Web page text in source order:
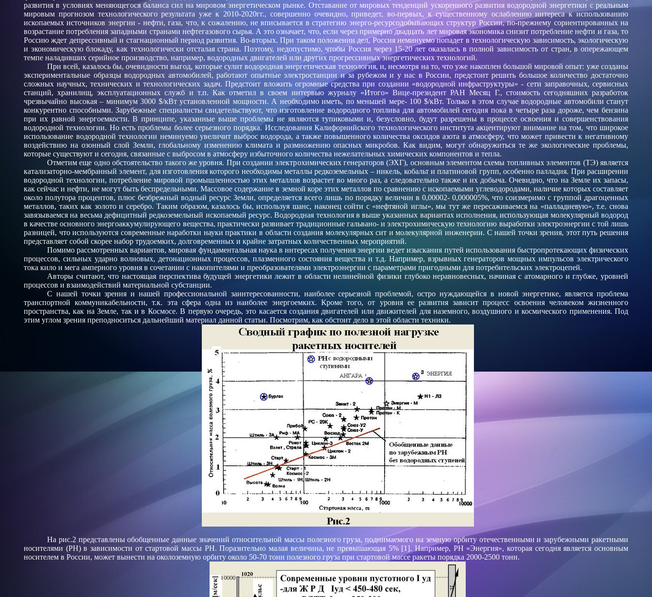
развития в условиях меняющегося баланса сил на мировом энергетическом рынке. Отставание от мировых тенденций ускоренного развития водородной энергетики с реальным
мировым прогнозом технологического результата уже к 2010-2020гг., совершенно очевидно, приведет, во-первых, к существенному ослаблению интереса к использованию
ископаемых источников энергии - нефти, газа, что, к сожалению, не вписывается в стратегию энерго-ресурсодобывающих структур России, по-прежнему сориентированных на
возрастание потребления западными странами нефтегазового сырья. А это означает, что, если через примерно двадцать лет мировая экономика снизит потребление нефти и газа, то
Россию ждет депрессивный и стагнационный период развития. Во-вторых. При таком положении дел, Россия неминуемо попадет в технологическую зависимость, экологическую
и экономическую блокаду, как технологически отсталая страна. Поэтому, недопустимо, чтобы Россия через 15-20 лет оказалась в полной зависимость от стран, в опережающем
темпе наладивших серийное производство, например, водородных двигателей или других прогрессивных энергетических технологий.
При всей, казалось бы, очевидности выгод, которые сулит водородная энергетическая технология, и, несмотря на то, что уже накоплен большой мировой опыт: уже созданы
экспериментальные образцы водородных автомобилей, работают опытные электростанции и за рубежом и у нас в России, предстоит решить большое количество достаточно
сложных научных, технических и технологических задач. Предстоит вложить огромные средства при создании «водородной инфраструктуры» - сети заправочных, сервисных
станций, хранилищ, эксплуатационных служб и т.п. Как отметил в своем интервью журналу «Итого» Вице-президент РАН Месяц Г., стоимость сегодняшних разработок
чрезвычайно высокая – минимум 3000 $/кВт установленной мощности. А необходимо иметь, по меньшей мере- 100 $/кВт. Только в этом случае водородные автомобили станут
конкурентно способными. Зарубежные специалисты свидетельствуют, что изготовление водородного топлива для автомобилей сегодня пока в четыре раза дороже, чем бензина
при их равной энергоемкости. В принципе, указанные выше проблемы не являются тупиковыми и, безусловно, будут разрешены в процессе освоения и совершенствования
водородной технологии. Но есть проблемы более серьезного порядка. Исследования Калифорнийского технологического института акцентируют внимание на том, что широкое
использование водородной технологии неминуемо увеличит выброс водорода, а также повышенного количества оксидов азота в атмосферу, что может привести к негативному
воздействию на озонный слой Земли, глобальному изменению климата и размножению опасных микробов. Как видим, могут обнаружиться те же экологические проблемы,
которые существуют и сегодня, связанные с выбросом в атмосферу избыточного количества нежелательных химических компонентов и тепла.
Отметим еще одно обстоятельство такого же уровня. При создании электрохимических генераторов (ЭХГ), основным элементом схемы топливных элементов (ТЭ) является
катализаторно-мембранный элемент, для изготовления которого необходимы металлы редкоземельных – никель, кобальт и платиновой групп, особенно палладия. При расширении
водородной технологии, потребление мировой промышленностью этих металлов возрастет во много раз, а следовательно также и их добыча. Очевидно, что на Земле их запасы,
как сейчас и нефти, не могут быть беспредельными. Массовое содержание в земной коре этих металлов по сравнению с ископаемыми углеводородами, наличие которых составляет
около полутора процентов, плюс безбрежный водный ресурс Земли, определяется всего лишь по порядку величин в 0,00002- 0,000005%, что соизмеримо с группой драгоценных
металлов, таких как золото и серебро. Таким образом, казалось бы, используя шанс, наконец сойти с «нефтяной иглы», мы тут же пересаживаемся на «палладиевую», т.е. снова
завязываемся на весьма дефицитный редкоземельный ископаемый ресурс. Водородная технология в выше указанных вариантах исполнения, использующая молекулярный водород
в качестве основного энергоаккумулирующего вещества, практически развивает традиционные гальвано- и электрохимическую технологию выработки электроэнергии с той лишь
разницей, что используются современные наработки науки практики в области создания молекулярных сит и молекулярной инженерии. С нашей точки зрения, этот путь решения
представляет собой скорее набор трудоемких, долговременных и крайне затратных количественных мероприятий.
Помимо рассмотренных вариантов, мировая фундаментальная наука в интересах получения энергии ведет изыскания путей использования быстропротекающих физических
процессов, сильных ударно волновых, детонационных процессов, плазменного состояния вещества и т.д. Например, взрывных генераторов мощных импульсов электрического
тока кило и мега амперного уровня в сочетании с накопителями и преобразователями электроэнергии с параметрами пригодными для потребительских электроцепей.
Авторы считают, что настоящая перспектива будущей энергетики лежит в области нелинейной физики глубоко неравновесных, начиная с атомарного и глубже, уровней
процессов и взаимодействий материальной субстанции.
С нашей точки зрения и нашей профессиональной заинтересованности, наиболее серьезной проблемой, остро нуждающейся в новой энергетике, является проблема
транспортной коммуникабельности, т.к. эта сфера одна из наиболее энергоемких. Кроме того, от уровня ее развития зависит процесс освоения человеком жизненного
пространства, как на Земле, так и в Космосе. В первую очередь, это касается создания двигателей или движителей для наземного, воздушного и космического применения. Под
этим углом зрения преподноситься дальнейший материал данной статьи. Посмотрим, как обстоит дело в этой области техники.
На рис.2 представлены обобщенные данные значений относительной массы полезного груза, поднимаемого на земную орбиту отечественными и зарубежными ракетными
носителями (РН) в зависимости от стартовой массы РН. Поразительно малая величина, не превышающая 5% [1]. Например, РН «Энергия», которая сегодня является основным
носителем в России, может вынести на околоземную орбиту около 50-70 тонн полезного груза при стартовой массе ракеты порядка 2000-2500 тонн.